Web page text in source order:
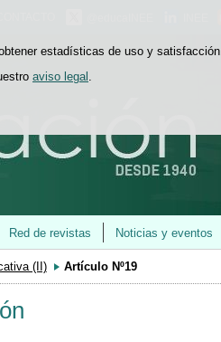
estadísticas de uso y satisfacción.
aviso legal
Red de revistas Noticias y eventos
(II) Artículo Nº19